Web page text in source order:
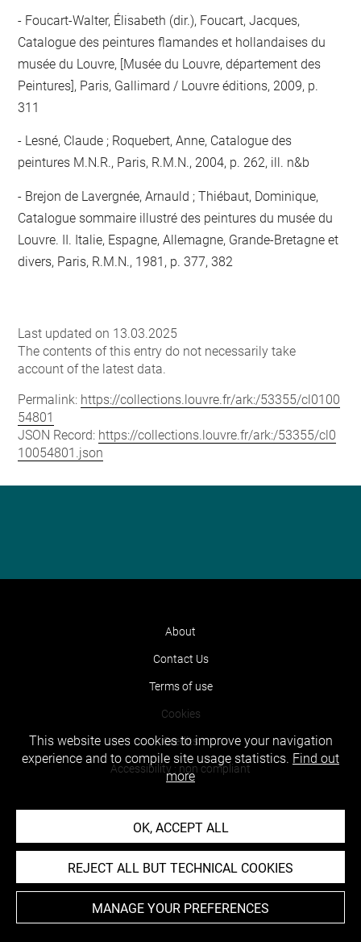
Foucart-Walter, Élisabeth (dir.), Foucart, Jacques,
Catalogue des peintures flamandes et hollandaises du
musée du Louvre, [Musée du Louvre, département des
Peintures], Paris, Gallimard / Louvre éditions, 2009, p.
311
Lesné, Claude ; Roquebert, Anne, Catalogue des
peintures M.N.R., Paris, R.M.N., 2004, p. 262, ill. n&b
Brejon de Lavergnée, Arnauld ; Thiébaut, Dominique,
Catalogue sommaire illustré des peintures du musée du
Louvre. II. Italie, Espagne, Allemagne, Grande-Bretagne et
divers, Paris, R.M.N., 1981, p. 377, 382
Last updated on 13.03.2025
The contents of this entry do not necessarily take
account of the latest data.
Permalink: https://collections.louvre.fr/ark:/53355/cl0100
54801
JSON Record: https://collections.louvre.fr/ark:/53355/cl0
10054801.json
About
Contact Us
Terms of use
Cookies
Credits
Accessibility : non compliant
This website uses cookies to improve your navigation
experience and to compile site usage statistics. Find out
more
OK, ACCEPT ALL
REJECT ALL BUT TECHNICAL COOKIES
MANAGE YOUR PREFERENCES